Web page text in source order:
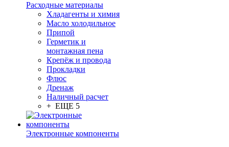
Расходные материалы
Хладагенты и химия
Масло холодильное
Припой
Герметик и
монтажная пена
Крепёж и провода
Прокладки
Флюс
Дренаж
Наличный расчет
+ ЕЩЕ 5
Электронные компоненты